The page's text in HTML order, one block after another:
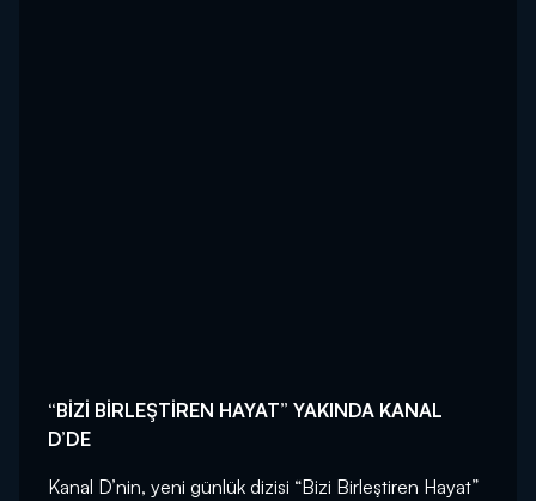
“BİZİ BİRLEŞTİREN HAYAT” YAKINDA KANAL
D’DE
Kanal D’nin, yeni günlük dizisi “Bizi Birleştiren Hayat”